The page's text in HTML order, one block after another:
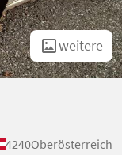
weitere
4240Oberösterreich